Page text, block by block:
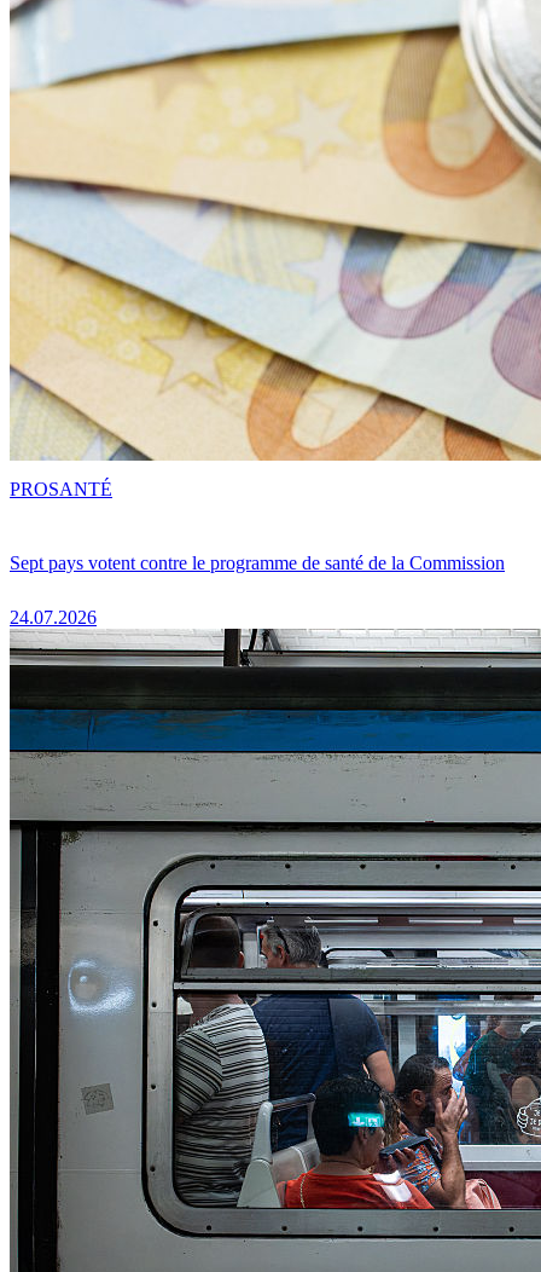
Sept pays votent contre le programme de santé de la Commission
24.07.2026
PROSANTÉ